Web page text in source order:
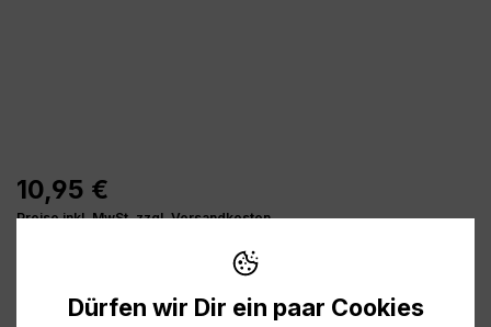
10,95 €
Preise inkl. MwSt. zzgl. Versandkosten
Verfügbar, Lieferzeit: 1-3 Tage
Dürfen wir Dir ein paar Cookies